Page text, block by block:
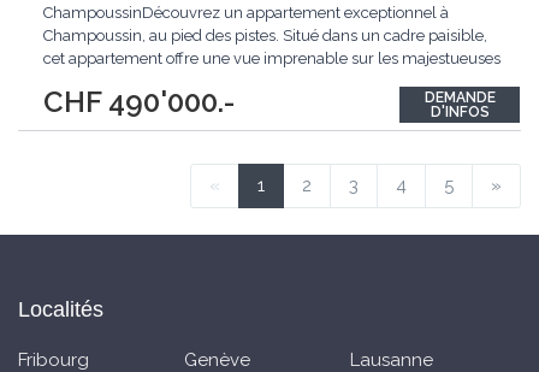
CHF 490'000.-
ChampoussinDécouvrez un appartement exceptionnel à
Champoussin, au pied des pistes. Situé dans un cadre paisible,
cet appartement offre une vue imprenable sur les majestueuses
baigné de lumière tout au long de la journée.Ce bien se
distingue par l'utilisation de matériaux de qualité...
DEMANDE
D'INFOS
« 1 2 3 4 5 »
Localités
Fribourg Genève
Lausanne